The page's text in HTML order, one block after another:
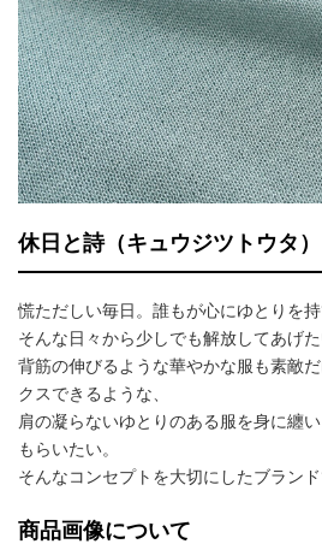
休日と詩（キュウジツトウタ）
慌ただしい毎日。誰もが心にゆとりを持
そんな日々から少しでも解放してあげた
背筋の伸びるような華やかな服も素敵
クスできるような、
肩の凝らないゆとりのある服を身に纏
もらいたい。
そんなコンセプトを大切にしたブランド
商品画像について